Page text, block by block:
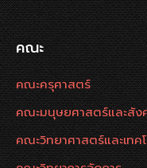
คณะ
คณะครุศาสตร์
คณะมนุษยศาสตร์และสัง
คณะวิทยาศาสตร์และเทค